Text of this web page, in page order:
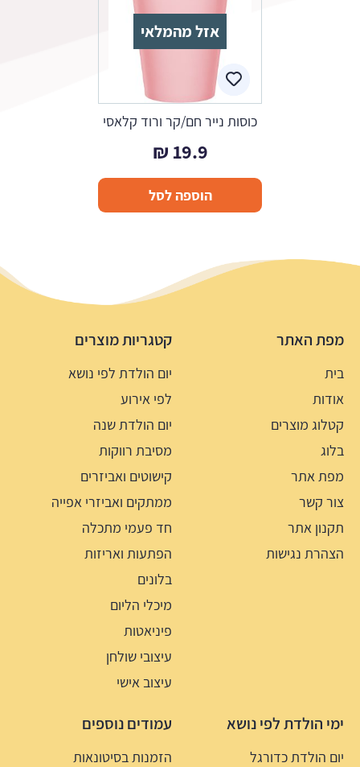
אזל מהמלאי
כוסות נייר חם/קר ורוד קלאסי
19.9
₪
הוספה לסל
מפת האתר
בית
אודות
קטלוג מוצרים
בלוג
מפת אתר
צור קשר
תקנון אתר
הצהרת נגישות
קטגריות מוצרים
יום הולדת לפי נושא
לפי אירוע
יום הולדת שנה
מסיבת רווקות
קישוטים ואביזרים
ממתקים ואביזרי אפייה
חד פעמי מתכלה
הפתעות ואריזות
בלונים
מיכלי הליום
פיניאטות
עיצובי שולחן
עיצוב אישי
ימי הולדת לפי נושא
יום הולדת כדורגל
עמודים נוספים
הזמנות בסיטונאות